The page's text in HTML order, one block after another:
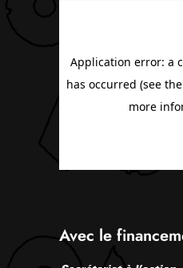
Avec le